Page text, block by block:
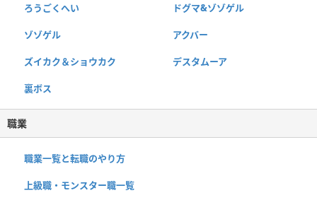
ろうごくへい ドグマ&ゾゾゲル
ゾゾゲル アクバー
ズイカク＆ショウカク デスタムーア
裏ボス
職業
職業一覧と転職のやり方
上級職・モンスター職一覧